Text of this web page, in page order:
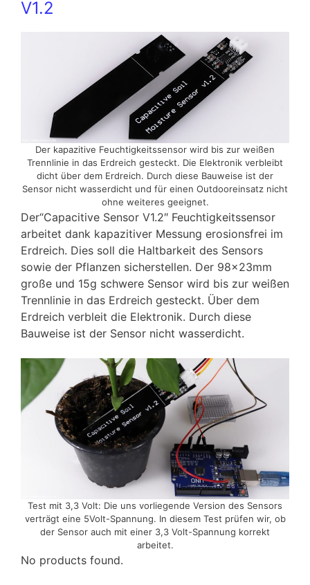
V1.2
Der kapazitive Feuchtigkeitssensor wird bis zur weißen
Trennlinie in das Erdreich gesteckt. Die Elektronik verbleibt
dicht über dem Erdreich. Durch diese Bauweise ist der
Sensor nicht wasserdicht und für einen Outdooreinsatz nicht
ohne weiteres geeignet.
Der“Capacitive Sensor V1.2″ Feuchtigkeitssensor
arbeitet dank kapazitiver Messung erosionsfrei im
Erdreich. Dies soll die Haltbarkeit des Sensors
sowie der Pflanzen sicherstellen. Der 98x23mm
große und 15g schwere Sensor wird bis zur weißen
Trennlinie in das Erdreich gesteckt. Über dem
Erdreich verbleit die Elektronik. Durch diese
Bauweise ist der Sensor nicht wasserdicht.
Test mit 3,3 Volt: Die uns vorliegende Version des Sensors
verträgt eine 5Volt-Spannung. In diesem Test prüfen wir, ob
der Sensor auch mit einer 3,3 Volt-Spannung korrekt
arbeitet.
No products found.